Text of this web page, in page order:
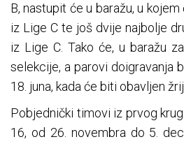
B, nastupit će u baražu, u
iz Lige C te još dvije najbolje
iz Lige C. Tako će, u baražu
selekcije, a parovi doigravanja
18. juna, kada će biti obavljen
Pobjednički timovi iz prvog
16, od 26. novembra do 5.